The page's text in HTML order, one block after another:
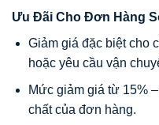
Ưu Đãi Cho Đơn Hàng
Giảm giá đặc biệt cho
hoặc yêu cầu vận
Mức giảm giá từ 15%
chất của đơn hàng.